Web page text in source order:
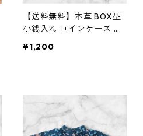
【送料無料】本革 BOX型
小銭入れ コインケース 染
グラディシュ ムラ染め 青
ト 誕生日 父の日
¥1,200